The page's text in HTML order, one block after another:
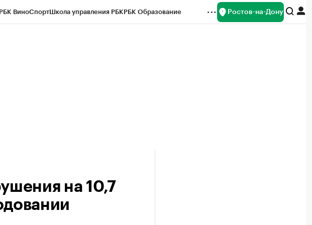
РБК ВиноСпортШкола управления РБКРБК Образование Ростов-на-Дону
на 10,7